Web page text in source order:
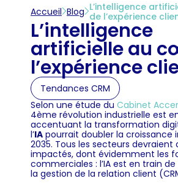
Accueil Blog L’intelligence
de l’expérience
L’intelligence
artificielle au
l’expérience
Tendances CRM
Selon une étude du Cabinet
4ème révolution industrielle est
accentuant la transformation
l’IA pourrait doubler la croissance
2035. Tous les secteurs devraient
impactés, dont évidemment les
commerciales : l’IA est en train
la gestion de la relation client